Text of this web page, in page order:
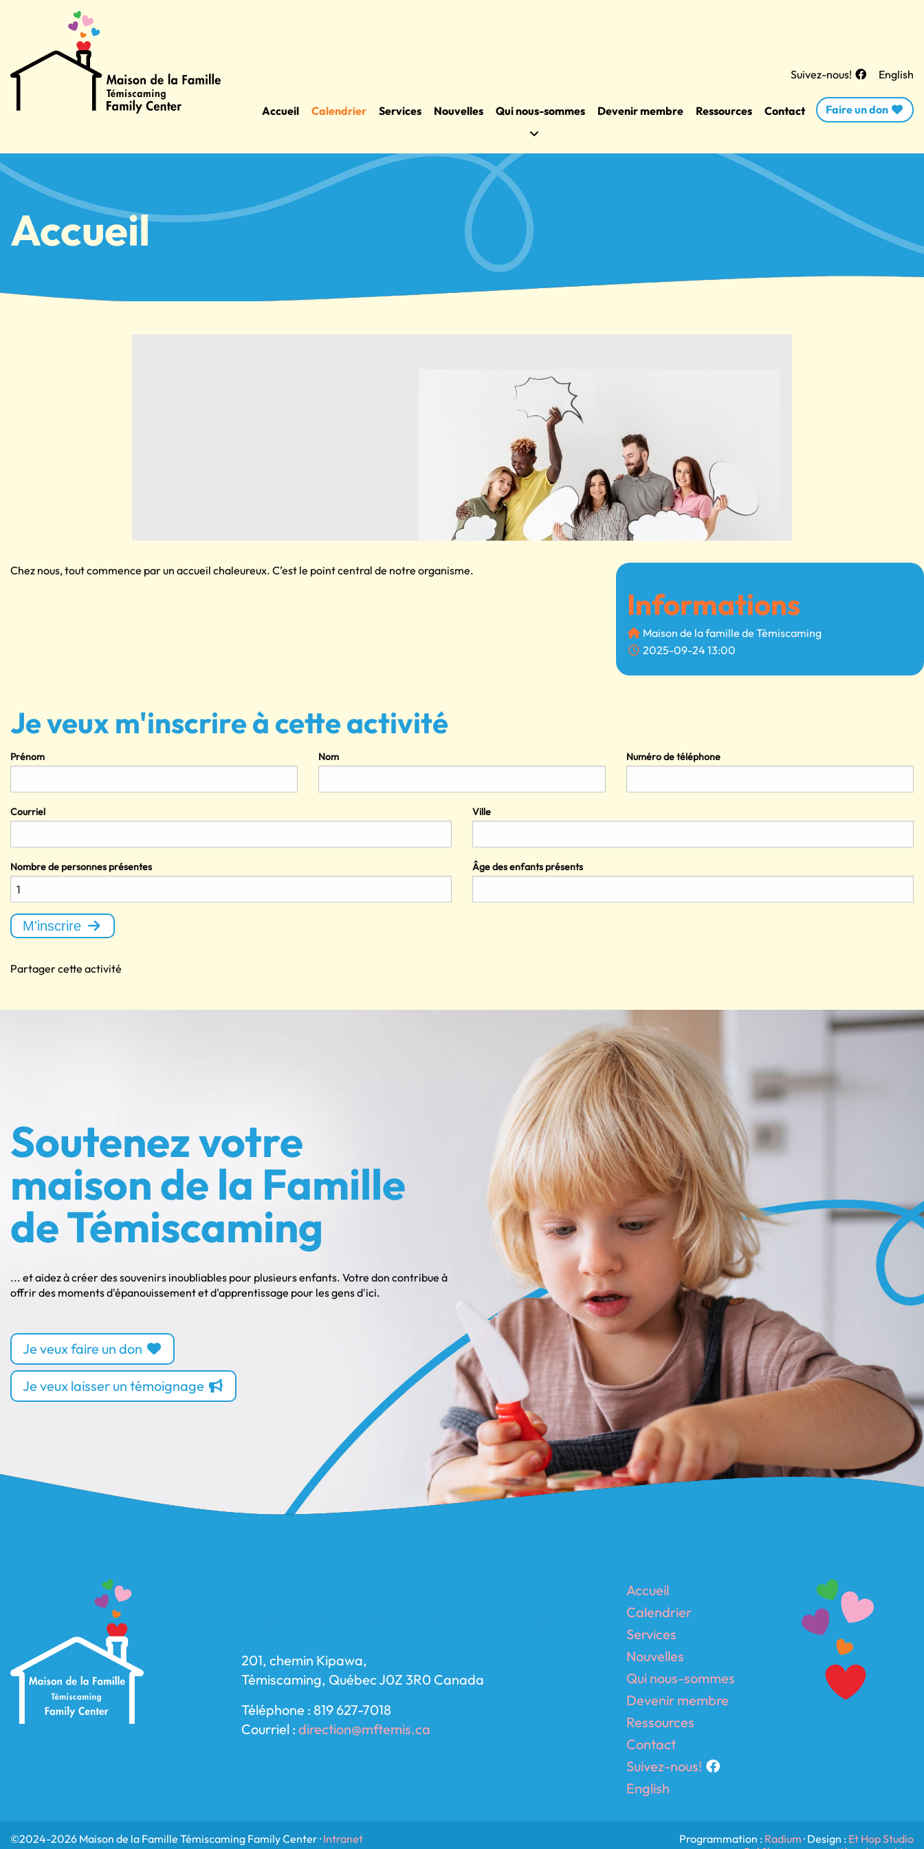
English
Suivez-nous!
Accueil Calendrier Services Nouvelles Qui nous-sommes Devenir membre Ressources Contact Faire un don
Accueil
Chez nous, tout commence par un accueil chaleureux. C’est le point central de notre organisme.
Informations
Maison de la famille de Témiscaming
2025-09-24 13:00
Je veux m'inscrire à cette activité
Prénom Nom Numéro de téléphone
Courriel Ville
Nombre de personnes présentes Âge des enfants présents
M'inscrire
Partager cette activité
Soutenez votre
maison de la Famille
de Témiscaming
... et aidez à créer des souvenirs inoubliables pour plusieurs enfants. Votre don contribue à
offrir des moments d'épanouissement et d'apprentissage pour les gens d'ici.
Je veux faire un don
Je veux laisser un témoignage
201, chemin Kipawa,
Témiscaming, Québec J0Z 3R0 Canada
Téléphone : 819 627-7018
Courriel : direction@mftemis.ca
Accueil
Calendrier
Services
Nouvelles
Qui nous-sommes
Devenir membre
Ressources
Contact
Suivez-nous!
English
©2024-2026 Maison de la Famille Témiscaming Family Center · Intranet Programmation : Radium · Design : Et Hop Studio